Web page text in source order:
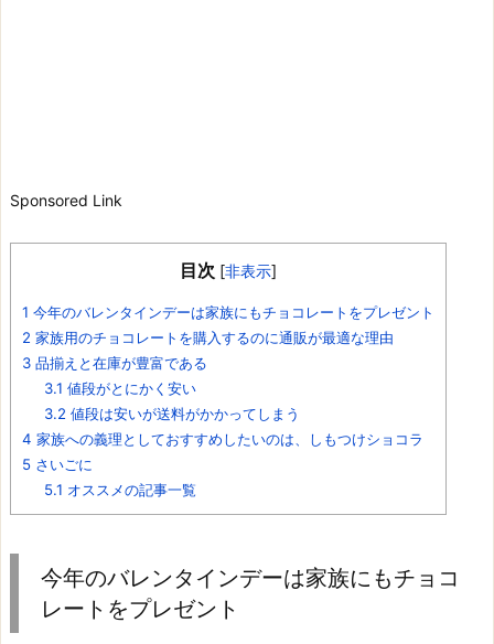
Sponsored Link
目次 [非表示]
1 今年のバレンタインデーは家族にもチョコレートをプレゼント
2 家族用のチョコレートを購入するのに通販が最適な理由
3 品揃えと在庫が豊富である
3.1 値段がとにかく安い
3.2 値段は安いが送料がかかってしまう
4 家族への義理としておすすめしたいのは、しもつけショコラ
5 さいごに
5.1 オススメの記事一覧
今年のバレンタインデーは家族にもチョコ
レートをプレゼント